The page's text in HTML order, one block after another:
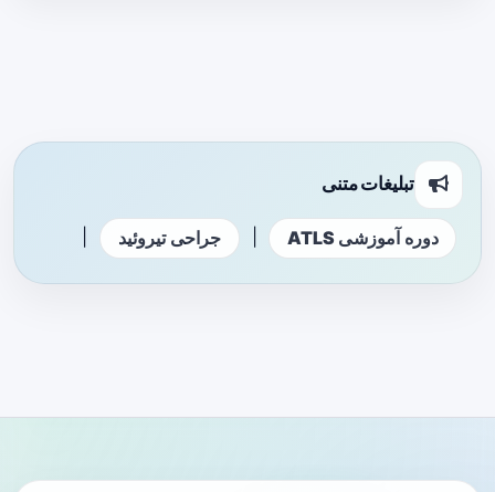
تبلیغات متنی
دوره آموزشی ATLS جراحی تیروئید